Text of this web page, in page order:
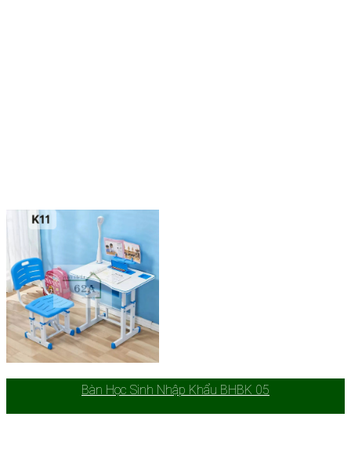
Bàn Học Sinh Nhập Khẩu BHBK 05